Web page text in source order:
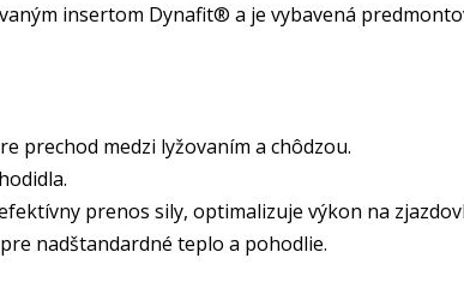
insertom Dynafit® a je vybavená
prechod medzi lyžovaním a chôdzou.
prenos sily, optimalizuje výkon na
nadštandardné teplo a pohodlie.